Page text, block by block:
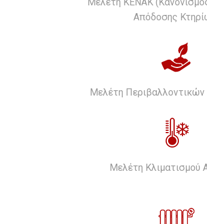
Απόδοσης
Μελέτη
Μελέτη Κλιματισμού